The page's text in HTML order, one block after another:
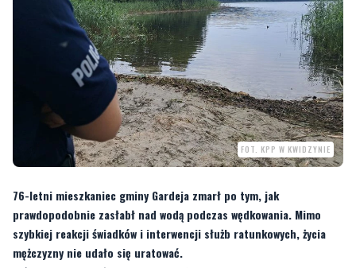
FOT. KPP W KWIDZYNIE
76-letni mieszkaniec gminy Gardeja zmarł po tym, jak
prawdopodobnie zasłabł nad wodą podczas wędkowania. Mimo
szybkiej reakcji świadków i interwencji służb ratunkowych, życia
mężczyzny nie udało się uratować.